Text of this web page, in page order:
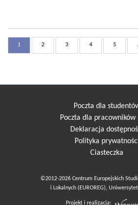
1 2 3 4 5
Poczta dla
Poczta dla pracowników
Deklaracja
Polityka
Ciasteczka
©2012-2026 Centrum Europejskich
i Lokalnych (EUROREG),
Projekt i realizacja: